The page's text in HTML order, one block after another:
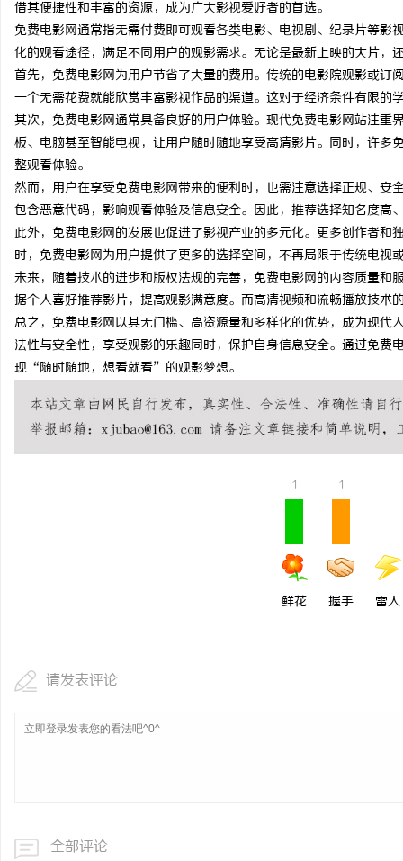
借其便捷性和丰富的资源，成为广大影视爱好者的首选。
免费电影网通常指无需付费即可观看各类电影、电视剧、纪录片等
化的观看途径，满足不同用户的观影需求。无论是最新上映的大片，
首先，免费电影网为用户节省了大量的费用。传统的电影院观影或
一个无需花费就能欣赏丰富影视作品的渠道。这对于经济条件有限的
其次，免费电影网通常具备良好的用户体验。现代免费电影网站注
板、电脑甚至智能电视，让用户随时随地享受高清影片。同时，许
整观看体验。
然而，用户在享受免费电影网带来的便利时，也需注意选择正规、
包含恶意代码，影响观看体验及信息安全。因此，推荐选择知名度
此外，免费电影网的发展也促进了影视产业的多元化。更多创作者
时，免费电影网为用户提供了更多的选择空间，不再局限于传统电视
未来，随着技术的进步和版权法规的完善，免费电影网的内容质量
据个人喜好推荐影片，提高观影满意度。而高清视频和流畅播放技术
总之，免费电影网以其无门槛、高资源量和多样化的优势，成为现
法性与安全性，享受观影的乐趣同时，保护自身信息安全。通过免
现“随时随地，想看就看”的观影梦想。
1
鲜花
1
握手 雷人
请发表评论
全部评论
揭秘！专业充电桩项目
哪些行业秘诀？